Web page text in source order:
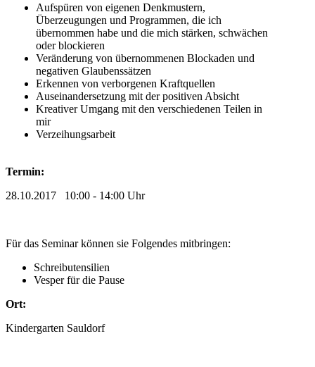
Aufspüren von eigenen Denkmustern,
Überzeugungen und Programmen, die ich
übernommen habe und die mich stärken, schwächen
oder blockieren
Veränderung von übernommenen Blockaden und
negativen Glaubenssätzen
Erkennen von verborgenen Kraftquellen
Auseinandersetzung mit der positiven Absicht
Kreativer Umgang mit den verschiedenen Teilen in
mir
Verzeihungsarbeit
Termin:
28.10.2017 10:00 - 14:00 Uhr
Für das Seminar können sie Folgendes mitbringen:
Schreibutensilien
Vesper für die Pause
Ort:
Kindergarten Sauldorf